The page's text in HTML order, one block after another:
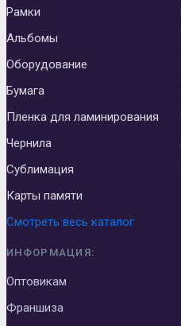
Рамки
Альбомы
Оборудование
Бумага
Пленка для ламинирования
Чернила
Сублимация
Карты памяти
Смотреть весь каталог
ИНФОРМАЦИЯ:
Оптовикам
Франшиза